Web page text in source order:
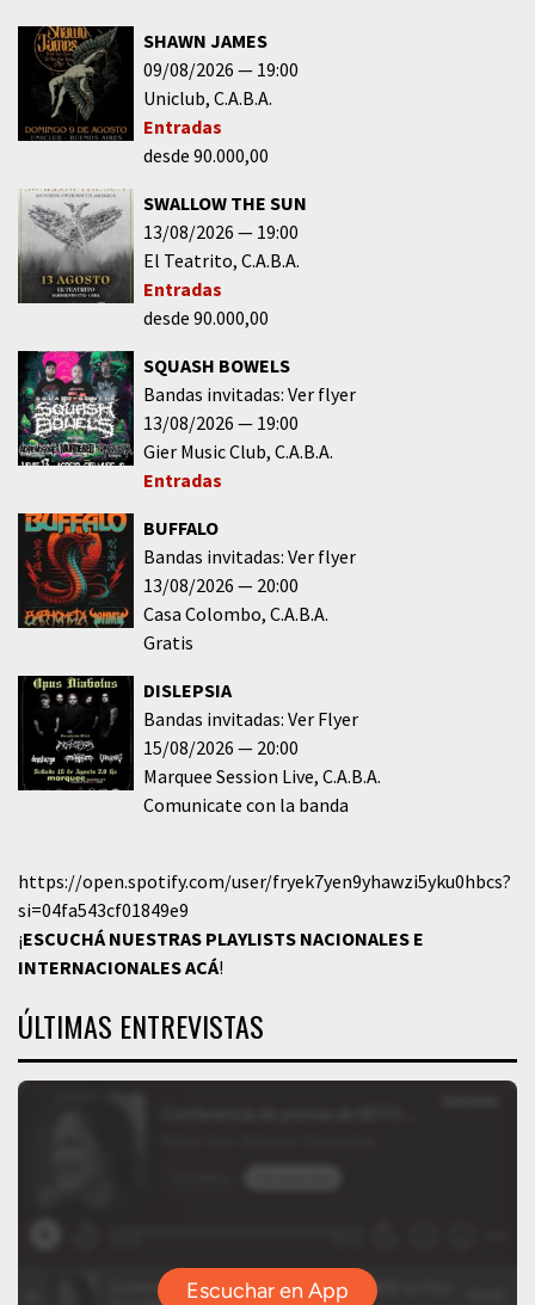
SHAWN JAMES
09/08/2026
19:00
Uniclub C.A.B.A.
Entradas
desde 90.000,00
SWALLOW THE SUN
13/08/2026
19:00
El Teatrito C.A.B.A.
Entradas
desde 90.000,00
SQUASH BOWELS
Bandas invitadas: Ver flyer
13/08/2026
19:00
Gier Music Club C.A.B.A.
Entradas
BUFFALO
Bandas invitadas: Ver flyer
13/08/2026
20:00
Casa Colombo C.A.B.A.
Gratis
DISLEPSIA
Bandas invitadas: Ver Flyer
15/08/2026
20:00
Marquee Session Live C.A.B.A.
Comunicate con la banda
https://open.spotify.com/user/fryek7yen9yhawzi5yku0hbcs?
si=04fa543cf01849e9
¡ESCUCHÁ NUESTRAS PLAYLISTS NACIONALES E
INTERNACIONALESACÁ!
ÚLTIMAS ENTREVISTAS